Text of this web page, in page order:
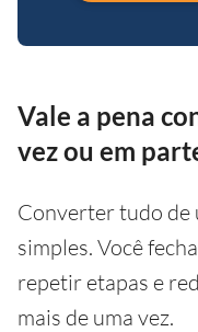
Vale a pena
vez ou em
Converter tudo de
simples. Você
repetir etapas e
mais de uma vez.